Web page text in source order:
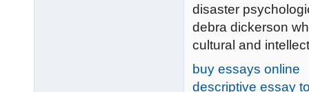
disaster
debra dickerson
cultural and
buy essays online
descriptive essay